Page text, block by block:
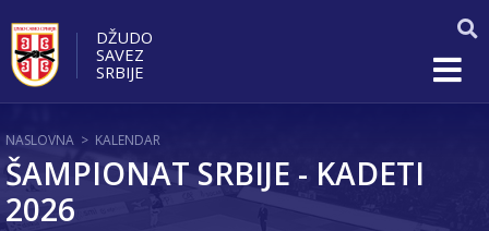
DŽUDO
SAVEZ
SRBIJE
NASLOVNA > KALENDAR
ŠAMPIONAT SRBIJE - KADETI
2026